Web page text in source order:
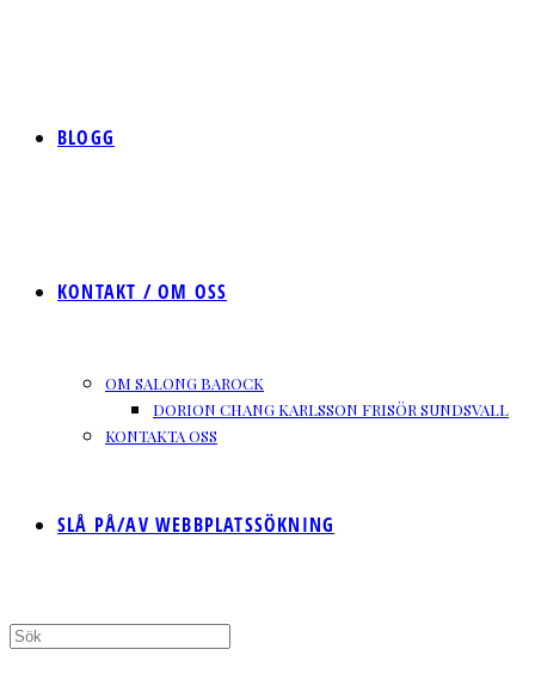
BLOGG
KONTAKT / OM OSS
OM SALONG BAROCK
DORION CHANG KARLSSON FRISÖR SUNDSVALL
KONTAKTA OSS
SLÅ PÅ/AV WEBBPLATSSÖKNING